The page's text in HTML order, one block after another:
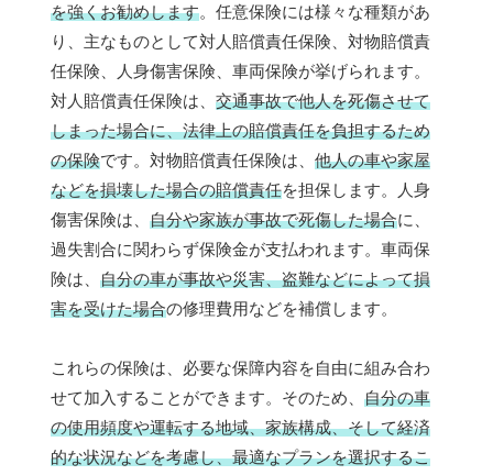
を強くお勧めします。任意保険には様々な種類があ
り、主なものとして対人賠償責任保険、対物賠償責
任保険、人身傷害保険、車両保険が挙げられます。
対人賠償責任保険は、 交通事故で他人を死傷させて
しまった場合に、法律上の賠償責任を負担するため
の保険です。対物賠償責任保険は、 他人の車や家屋
などを損壊した場合の賠償責任を担保します。人身
傷害保険は、 自分や家族が事故で死傷した場合に、
過失割合に関わらず保険金が支払われます。車両保
険は、 自分の車が事故や災害、盗難などによって損
害を受けた場合の修理費用などを補償します。
これらの保険は、必要な保障内容を自由に組み合わ
せて加入することができます。そのため、 自分の車
の使用頻度や運転する地域、家族構成、そして経済
的な状況などを考慮し、最適なプランを選択するこ